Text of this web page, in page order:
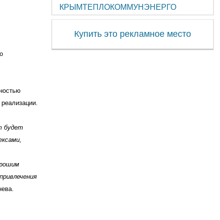
будет
КРЫМТЕПЛОКОММУНЭНЕРГО
Купить это рекламное место